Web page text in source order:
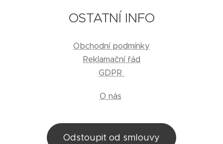
OSTATNÍ INFO
Obchodní podmínky
Reklamační řád
GDPR
O nás
Odstoupit od smlouvy